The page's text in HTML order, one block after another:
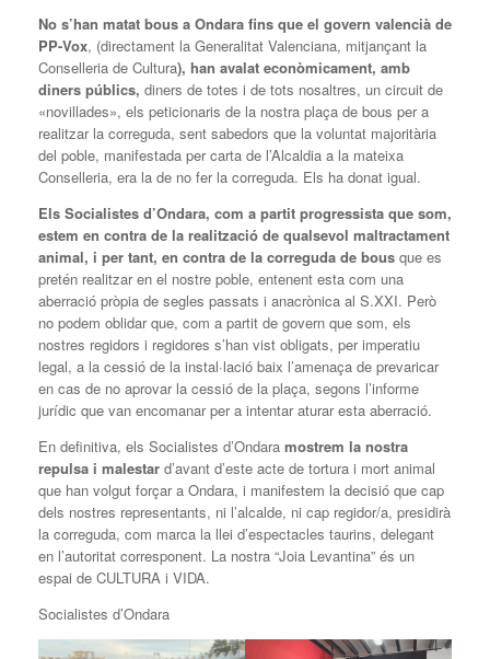
No s’han matat bous a Ondara fins que el govern valencià de
PP-Vox, (directament la Generalitat Valenciana, mitjançant la
Conselleria de Cultura), han avalat econòmicament, amb
diners públics, diners de totes i de tots nosaltres, un circuit de
«novillades», els peticionaris de la nostra plaça de bous per a
realitzar la correguda, sent sabedors que la voluntat majoritària
del poble, manifestada per carta de l’Alcaldia a la mateixa
Conselleria, era la de no fer la correguda. Els ha donat igual.
Els Socialistes d’Ondara, com a partit progressista que som,
estem en contra de la realització de qualsevol maltractament
animal, i per tant, en contra de la correguda de bous que es
pretén realitzar en el nostre poble, entenent esta com una
aberració pròpia de segles passats i anacrònica al S.XXI. Però
no podem oblidar que, com a partit de govern que som, els
nostres regidors i regidores s’han vist obligats, per imperatiu
legal, a la cessió de la instal·lació baix l’amenaça de prevaricar
en cas de no aprovar la cessió de la plaça, segons l’informe
jurídic que van encomanar per a intentar aturar esta aberració.
En definitiva, els Socialistes d’Ondara mostrem la nostra
repulsa i malestar d’avant d’este acte de tortura i mort animal
que han volgut forçar a Ondara, i manifestem la decisió que cap
dels nostres representants, ni l’alcalde, ni cap regidor/a, presidirà
la correguda, com marca la llei d’espectacles taurins, delegant
en l’autoritat corresponent. La nostra “Joia Levantina” és un
espai de CULTURA i VIDA.
Socialistes d’Ondara